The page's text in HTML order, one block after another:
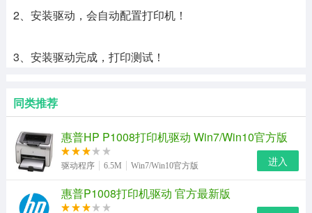
2、安装驱动，会自动配置打印机！
3、安装驱动完成，打印测试！
同类推荐
惠普HP P1008打印机驱动 Win7/Win10官方版
驱动程序 6.5M Win7/Win10官方版 进入
惠普P1008打印机驱动 官方最新版